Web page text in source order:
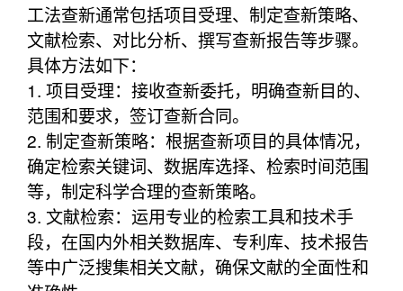
工法查新通常包括项目受理、制定查新策略、
文献检索、对比分析、撰写查新报告等步骤。
具体方法如下：
1. 项目受理：接收查新委托，明确查新目的、
范围和要求，签订查新合同。
2. 制定查新策略：根据查新项目的具体情况，
确定检索关键词、数据库选择、检索时间范围
等，制定科学合理的查新策略。
3. 文献检索：运用专业的检索工具和技术手
段，在国内外相关数据库、专利库、技术报告
等中广泛搜集相关文献，确保文献的全面性和